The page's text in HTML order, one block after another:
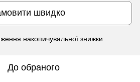
швидко
накопичувальної знижки
До обраного